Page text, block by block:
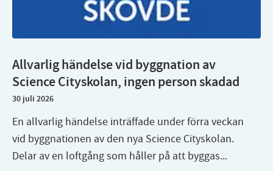
Allvarlig händelse vid byggnation av
Science Cityskolan, ingen person skadad
30 juli 2026
En allvarlig händelse inträffade under förra veckan
vid byggnationen av den nya Science Cityskolan.
Delar av en loftgång som håller på att byggas...